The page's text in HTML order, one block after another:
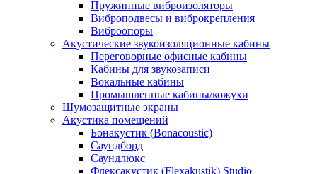
Пружинные виброизоляторы
Виброподвесы и виброкрепления
Виброопоры
Акустические звукоизоляционные кабины
Переговорные офисные кабины
Кабины для звукозаписи
Вокальные кабины
Промышленные кабины/кожухи
Шумозащитные экраны
Акустика помещений
Бонакустик (Bonacoustic)
Саундборд
Саундлюкс
Флексакустик (Flexakustik) Studio